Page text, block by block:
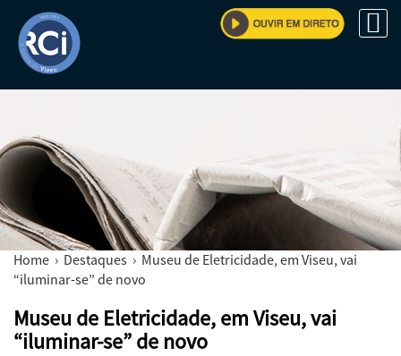
Home › Destaques › Museu de Eletricidade, em Viseu, vai
“iluminar-se” de novo
Museu de Eletricidade, em Viseu, vai
“iluminar-se” de novo